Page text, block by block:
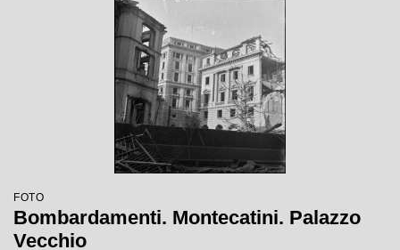
FOTO
Bombardamenti. Montecatini. Palazzo
Vecchio